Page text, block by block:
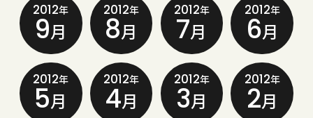
2012年
9月
2012年
8月
2012年
7月
2012年
6月
2012年
5月
2012年
4月
2012年
3月
2012年
2月